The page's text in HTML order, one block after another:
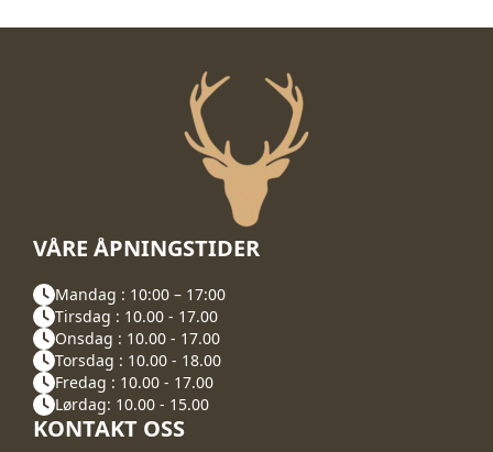
VÅRE ÅPNINGSTIDER
Mandag : 10:00 – 17:00
Tirsdag : 10.00 - 17.00
Onsdag : 10.00 - 17.00
Torsdag : 10.00 - 18.00
Fredag : 10.00 - 17.00
Lørdag: 10.00 - 15.00
KONTAKT OSS